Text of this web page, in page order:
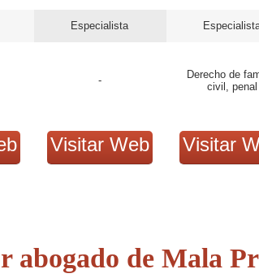
Especialista
-
Visitar Web
Derecho de
civil, penal
Visitar
abogado de Mala